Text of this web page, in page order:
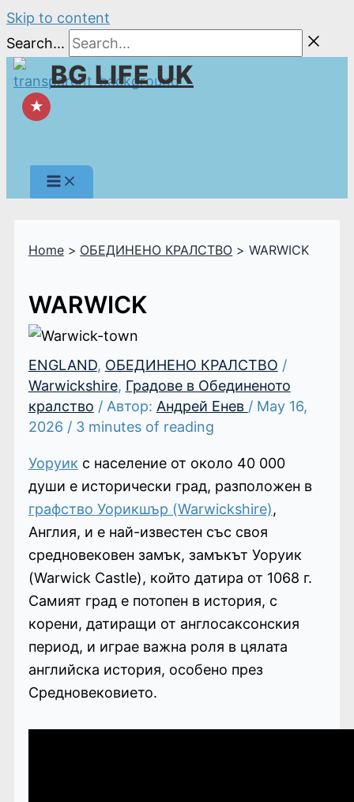
Skip to content
Search...
BG LIFE UK
★
Home ОБЕДИНЕНО КРАЛСТВО WARWICK
WARWICK
ENGLAND, ОБЕДИНЕНО КРАЛСТВО /
Warwickshire, Градове в Обединеното
кралство / Автор: Андрей Енев / May 16,
2026 / 3 minutes of reading
Уоруик с население от около 40 000
души е исторически град, разположен в
графство Уорикшър (Warwickshire),
Англия, и е най-известен със своя
средновековен замък, замъкът Уоруик
(Warwick Castle), който датира от 1068 г.
Самият град е потопен в история, с
корени, датиращи от англосаксонския
период, и играе важна роля в цялата
английска история, особено през
Средновековието.